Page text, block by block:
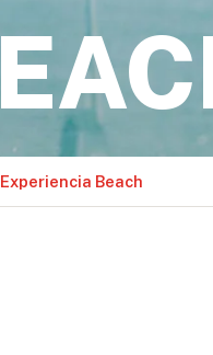
Experiencia Beach